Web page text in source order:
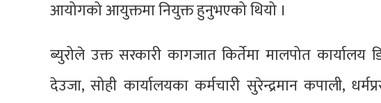
आयोगको आयुक्तमा नियुक्त हुनुभएको थियो ।
ब्युरोले उक्त सरकारी कागजात किर्तेमा मालपोत कार्यालय
देउजा, सोही कार्यालयका कर्मचारी सुरेन्द्रमान कपाली,